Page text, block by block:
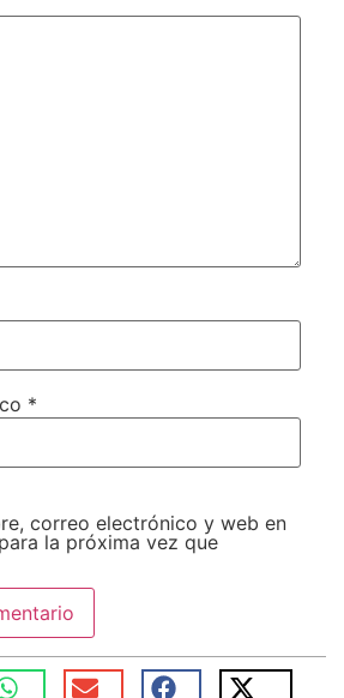
*
correo electrónico y web en
la próxima vez que